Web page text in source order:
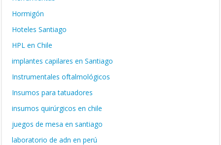
Hormigón
Hoteles Santiago
HPL en Chile
implantes capilares en Santiago
Instrumentales oftalmológicos
Insumos para tatuadores
insumos quirúrgicos en chile
juegos de mesa en santiago
laboratorio de adn en perú